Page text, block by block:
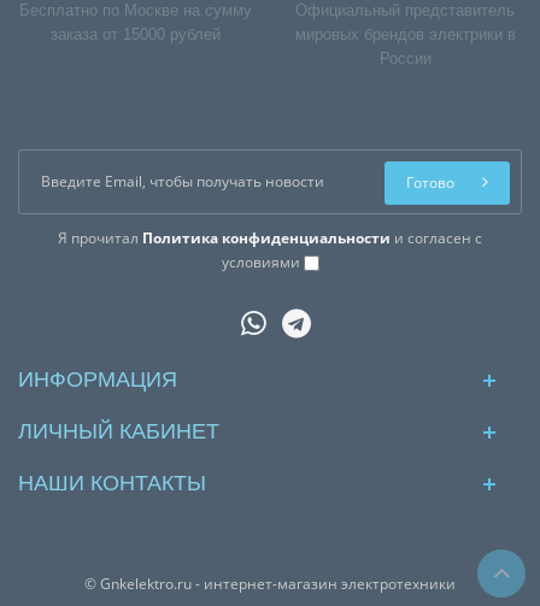
Бесплатно по Москве на сумму
заказа от 15000 рублей
Официальный представитель
мировых брендов электрики в
России
Я прочитал Политика конфиденциальности и согласен с
условиями
Готово
ИНФОРМАЦИЯ
ЛИЧНЫЙ КАБИНЕТ
НАШИ КОНТАКТЫ
© Gnkelektro.ru - интернет-магазин электротехники